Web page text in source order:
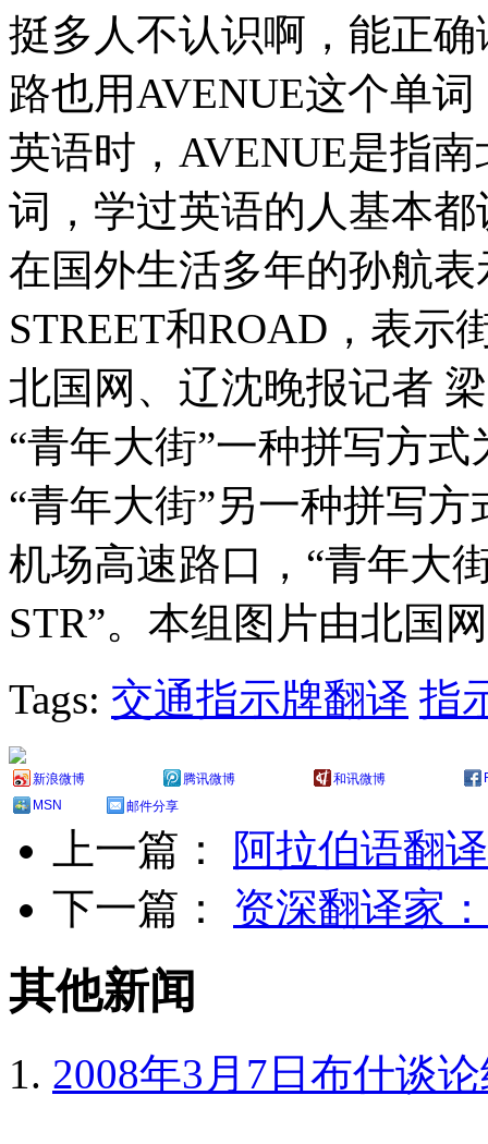
挺多人不认识啊，能正
路也用AVENUE这个单
英语时，AVENUE是指
词，学过英语的人基本
在国外生活多年的孙航
STREET和ROAD，表示
北国网、辽沈晚报记者
“青年大街”一种拼写方
“青年大街”另一种拼写
机场高速路口，“青年大
STR”。本组图片由北国
Tags: 交通指示牌翻译 指
新浪微博 腾讯微博 和讯微博
MSN
邮件分享
上一篇： 阿拉伯语翻
下一篇： 资深翻译家
其他新闻
2008年3月7日布什谈